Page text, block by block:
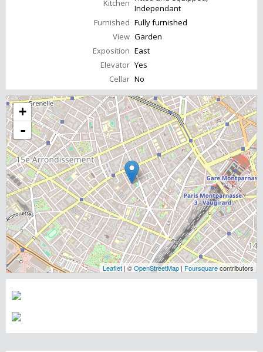
Kitchen Independant
Furnished Fully furnished
View Garden
Exposition East
Elevator Yes
Cellar No
+
-
Leaflet | ©OpenStreetMap |Foursquarecontributors